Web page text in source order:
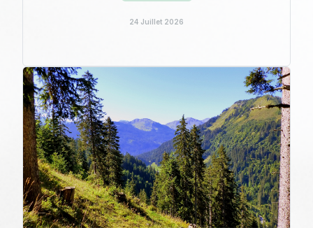
24 Juillet 2026